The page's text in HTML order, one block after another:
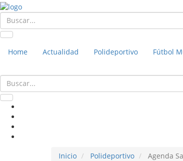
Home Actualidad Polideportivo Fútbol
Inicio Polideportivo Agenda